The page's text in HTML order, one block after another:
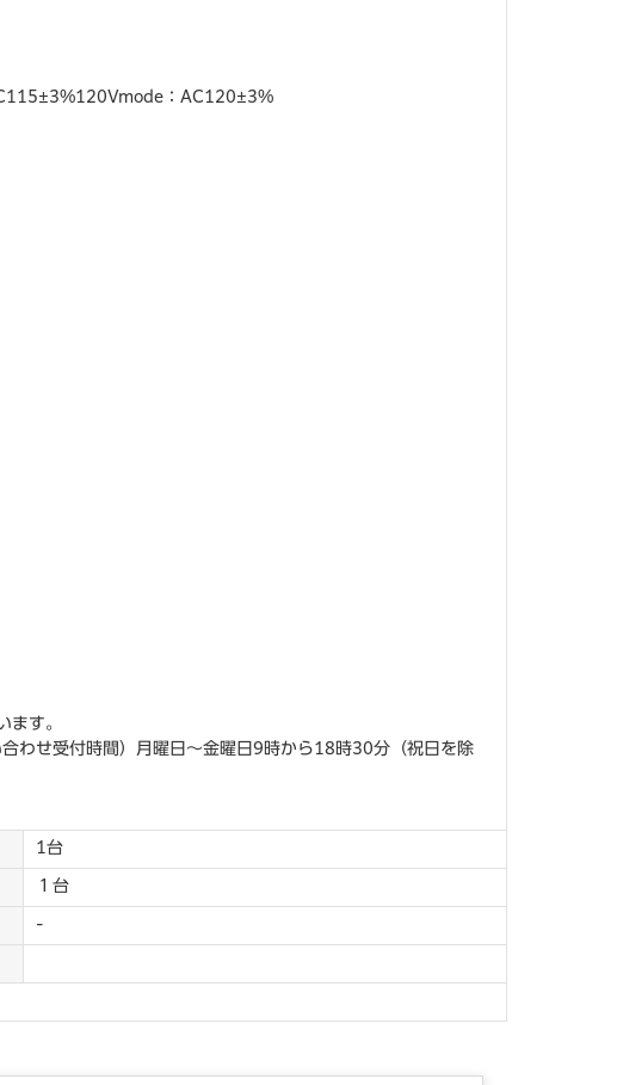
：AC120±3%
ます。
わせ受付時間）月曜日～金曜日9時から18時30分（祝日を除
1台
１台
-